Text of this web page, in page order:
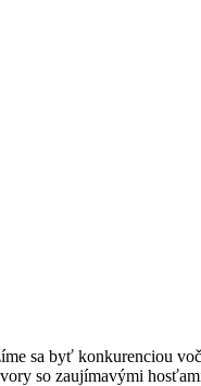
sa byť konkurenciou
so zaujímavými